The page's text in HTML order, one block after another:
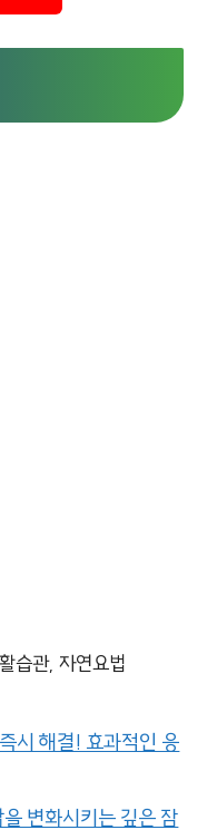
습관, 자연요법
시 해결! 효과적인 응
변화시키는 깊은 잠